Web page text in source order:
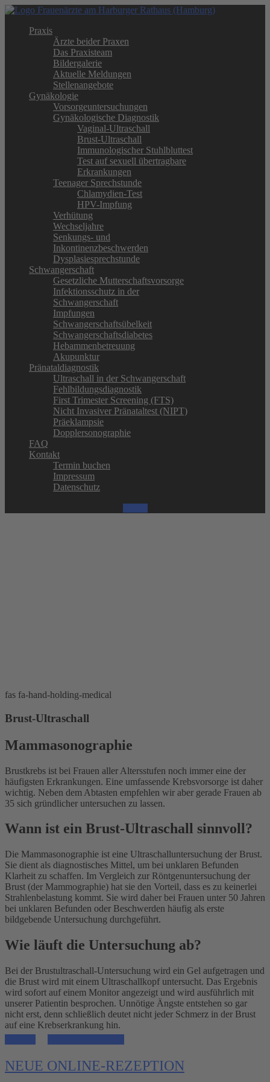
Praxis
Ärzte beider Praxen
Das Praxisteam
Bildergalerie
Aktuelle Meldungen
Stellenangebote
Gynäkologie
Vorsorgeuntersuchungen
Gynäkologische Diagnostik
Vaginal-Ultraschall
Brust-Ultraschall
Immunologischer Stuhlbluttest
Test auf sexuell übertragbare
Erkrankungen
Teenager Sprechstunde
Chlamydien-Test
HPV-Impfung
Verhütung
Wechseljahre
Senkungs- und
Inkontinenzbeschwerden
Dysplasiesprechstunde
Schwangerschaft
Gesetzliche Mutterschaftsvorsorge
Infektionsschutz in der
Schwangerschaft
Impfungen
Schwangerschaftsübelkeit
Schwangerschaftsdiabetes
Hebammenbetreuung
Akupunktur
Pränataldiagnostik
Ultraschall in der Schwangerschaft
Fehlbildungsdiagnostik
First Trimester Screening (FTS)
Nicht Invasiver Pränataltest (NIPT)
Präeklampsie
Dopplersonographie
FAQ
Kontakt
Termin buchen
Impressum
Datenschutz
fas fa-hand-holding-medical
Brust-Ultraschall
Mammasonographie
Brustkrebs ist bei Frauen aller Altersstufen noch immer eine der
häufigsten Erkrankungen. Eine umfassende Krebsvorsorge ist daher
wichtig. Neben dem Abtasten empfehlen wir aber gerade Frauen ab
35 sich gründlicher untersuchen zu lassen.
Wann ist ein Brust-Ultraschall sinnvoll?
Die Mammasonographie ist eine Ultraschalluntersuchung der Brust.
Sie dient als diagnostisches Mittel, um bei unklaren Befunden
Klarheit zu schaffen. Im Vergleich zur Röntgenuntersuchung der
Brust (der Mammographie) hat sie den Vorteil, dass es zu keinerlei
Strahlenbelastung kommt. Sie wird daher bei Frauen unter 50 Jahren
bei unklaren Befunden oder Beschwerden häufig als erste
bildgebende Untersuchung durchgeführt.
Wie läuft die Untersuchung ab?
Bei der Brustultraschall-Untersuchung wird ein Gel aufgetragen und
die Brust wird mit einem Ultraschallkopf untersucht. Das Ergebnis
wird sofort auf einem Monitor angezeigt und wird ausführlich mit
unserer Patientin besprochen. Unnötige Ängste entstehen so gar
nicht erst, denn schließlich deutet nicht jeder Schmerz in der Brust
auf eine Krebserkrankung hin.
NEUE ONLINE-REZEPTION